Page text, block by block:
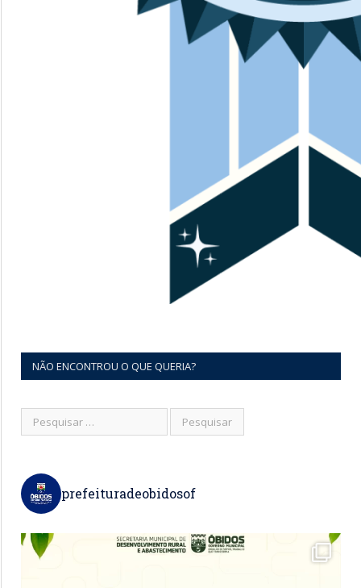
NÃO ENCONTROU O QUE QUERIA?
prefeituradeobidosof